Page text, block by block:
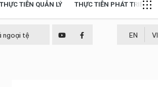
THỰC TIỄN QUẢN LÝ THỰC TIỄN PHÁT TRIỂN
ngoại tệ EN VI